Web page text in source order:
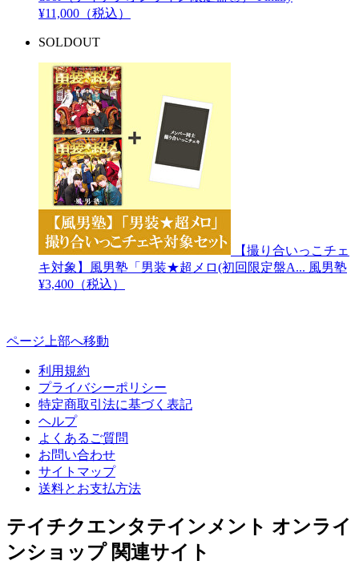
¥11,000（税込）
SOLDOUT
【撮り合いっこチェ
キ対象】風男塾「男装★超メロ(初回限定盤A... 風男塾
¥3,400（税込）
ページ上部へ移動
利用規約
プライバシーポリシー
特定商取引法に基づく表記
ヘルプ
よくあるご質問
お問い合わせ
サイトマップ
送料とお支払方法
テイチクエンタテインメント オンライ
ンショップ 関連サイト